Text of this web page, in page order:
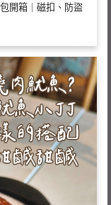
開箱｜磁扣、防盜